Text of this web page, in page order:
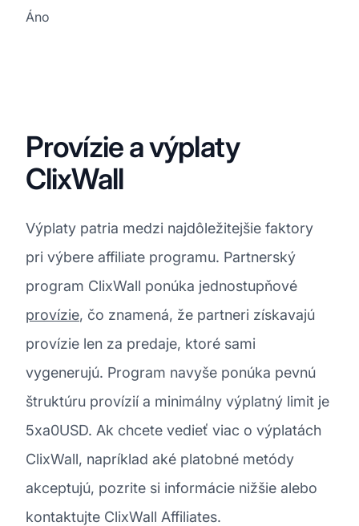
Áno
Provízie a výplaty
ClixWall
Výplaty patria medzi najdôležitejšie faktory
pri výbere affiliate programu. Partnerský
program ClixWall ponúka jednostupňové
provízie, čo znamená, že partneri získavajú
provízie len za predaje, ktoré sami
vygenerujú. Program navyše ponúka pevnú
štruktúru provízií a minimálny výplatný limit je
5xa0USD. Ak chcete vedieť viac o výplatách
ClixWall, napríklad aké platobné metódy
akceptujú, pozrite si informácie nižšie alebo
kontaktujte ClixWall Affiliates.